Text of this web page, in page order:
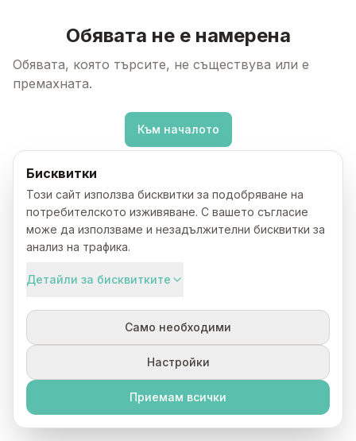
Обявата не е намерена
Обявата, която търсите, не съществува или е
премахната.
Към началото
Бисквитки
Този сайт използва бисквитки за подобряване на
потребителското изживяване. С вашето съгласие
може да използваме и незадължителни бисквитки за
анализ на трафика.
Детайли за бисквитките
Само необходими
Настройки
Приемам всички